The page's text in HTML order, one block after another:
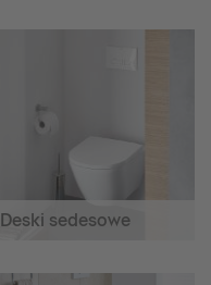
Deski sedesowe